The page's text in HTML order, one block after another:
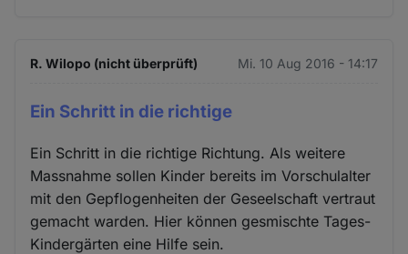
R. Wilopo (nicht überprüft) Mi. 10 Aug 2016 - 14:17
Ein Schritt in die richtige
Ein Schritt in die richtige Richtung. Als weitere
Massnahme sollen Kinder bereits im Vorschulalter
mit den Gepflogenheiten der Geseelschaft vertraut
gemacht warden. Hier können gesmischte Tages-
Kindergärten eine Hilfe sein.